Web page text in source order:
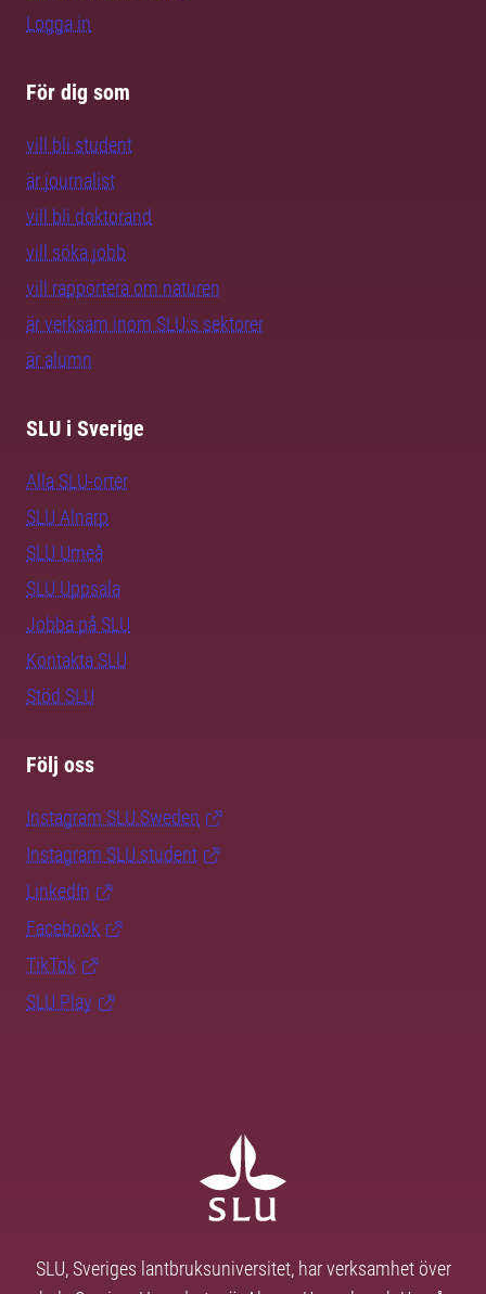
Logga in
För dig som
vill bli student
är journalist
vill bli doktorand
vill söka jobb
vill rapportera om naturen
är verksam inom SLU:s sektorer
är alumn
SLU i Sverige
Alla SLU-orter
SLU Alnarp
SLU Umeå
SLU Uppsala
Jobba på SLU
Kontakta SLU
Stöd SLU
Följ oss
Instagram SLU.Sweden
Instagram SLU.student
LinkedIn
Facebook
TikTok
SLU Play
SLU, Sveriges lantbruksuniversitet, har verksamhet över